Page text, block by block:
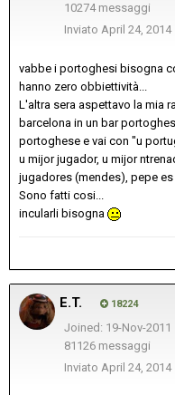
10274 messaggi
Inviato April 24, 2014
vabbe i portoghesi bisogna
hanno zero obbiettività...
L'altra sera aspettavo la mia
barcelona in un bar
portoghese e vai con "u
u mijor jugador, u mijor
jugadores (mendes), pepe
Sono fatti cosi...
incularli bisogna
E.T. 18224
Joined: 19-Nov-2011
81126 messaggi
Inviato April 24, 2014